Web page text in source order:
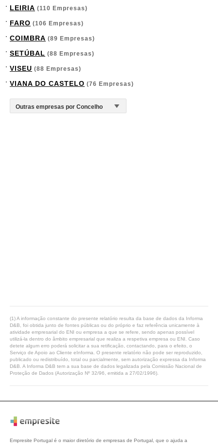
LEIRIA (110 Empresas)
FARO (106 Empresas)
COIMBRA (89 Empresas)
SETÚBAL (88 Empresas)
VISEU (88 Empresas)
VIANA DO CASTELO (76 Empresas)
(1) A informação constante do presente relatório resulta da base de dados da Informa
D&B, foi obtida junto de fontes públicas ou do próprio e faz referência unicamente à
atividade empresarial do ENI ou empresa a que se refere, sendo apenas possível
utilizá-la dentro do âmbito empresarial que realiza a respetiva empresa ou ENI. Caso
detete algum erro poderá solicitar a sua retificação, contactando, para o efeito, o
Serviço de Apoio ao Cliente eInforma. O presente relatório não pode ser reproduzido,
publicado ou redistribuído, total ou parcialmente, sem autorização expressa da Informa
D&B. A Informa D&B tem a sua base de dados legalizada pela Comissão Nacional de
Proteção de Dados (Autorização Nº 32/96, emitida a 27/02/1996).
Empresite Portugal é o maior diretório de empresas de Portugal, que o ajuda a